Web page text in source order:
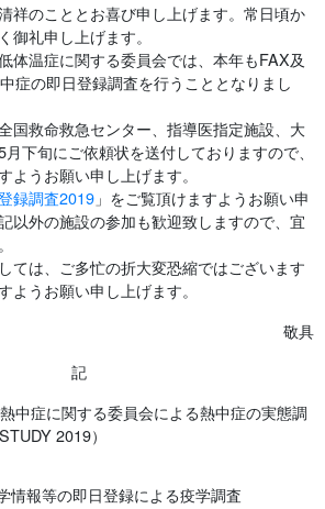
のこととお喜び申し上げます。常日頃か
御礼申し上げます。
体温症に関する委員会では、本年もFAX及
症の即日登録調査を行うこととなりまし
国救命救急センター、指導医指定施設、大
下旬にご依頼状を送付しておりますので、
ようお願い申し上げます。
録調査2019 」をご覧頂けますようお願い申
以外の施設の参加も歓迎致しますので、宜
ては、ご多忙の折大変恐縮ではございます
ようお願い申し上げます。
敬具
記
中症に関する委員会による熱中症の実態調
2019）
情報等の即日登録による疫学調査